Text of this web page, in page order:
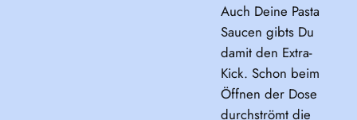
Auch Deine Pasta
Saucen gibts Du
damit den Extra-
Kick. Schon beim
Öffnen der Dose
durchströmt die